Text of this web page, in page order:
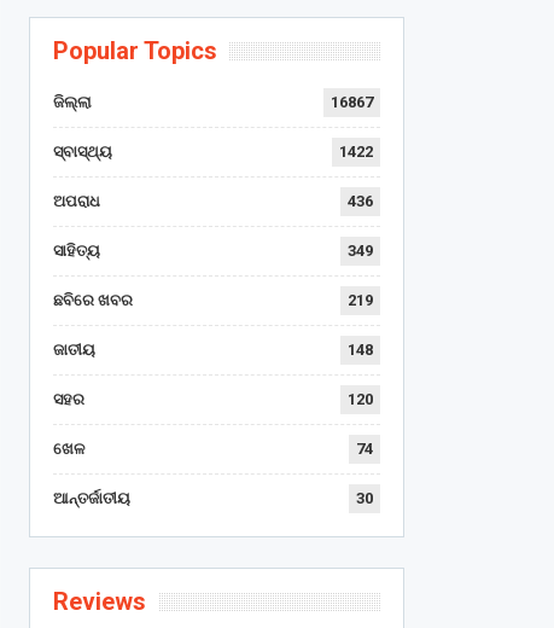
Popular Topics
ଜିଲ୍ଲା 16867
ସ୍ବାସ୍ଥ୍ୟ 1422
ଅପରାଧ 436
ସାହିତ୍ୟ 349
ଛବିରେ ଖବର 219
ଜାତୀୟ 148
ସହର 120
ଖେଳ 74
ଆନ୍ତର୍ଜାତୀୟ 30
Reviews